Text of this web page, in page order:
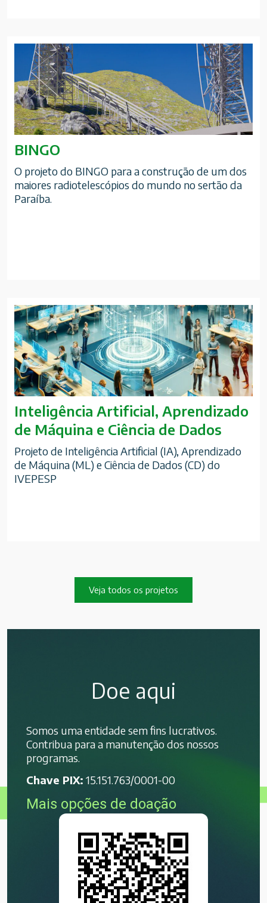
BINGO
O projeto do BINGO para a construção de um dos
maiores radiotelescópios do mundo no sertão da
Paraíba.
Inteligência Artificial, Aprendizado
de Máquina e Ciência de Dados
Projeto de Inteligência Artificial (IA), Aprendizado
de Máquina (ML) e Ciência de Dados (CD) do
IVEPESP
Veja todos os projetos
Doe aqui
Somos uma entidade sem fins lucrativos.
Contribua para a manutenção dos nossos
programas.
Chave PIX: 15.151.763/0001-00
Mais opções de doação